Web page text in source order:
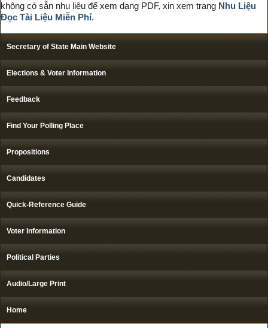
không có sẵn nhu liệu để xem dạng PDF, xin xem trang Nhu Liệu
Đọc Tài Liệu Miễn Phí.
Secretary of State Main Website
Elections & Voter Information
Feedback
Find Your Polling Place
Propositions
Candidates
Quick-Reference Guide
Voter Information
Political Parties
Audio/Large Print
Home